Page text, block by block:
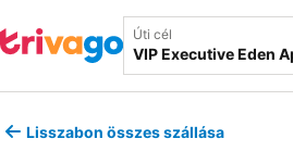
Úti cél
Lisszabon összes szállása